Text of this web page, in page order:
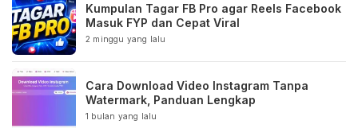
Kumpulan Tagar FB Pro agar Reels Facebook
Masuk FYP dan Cepat Viral
2 minggu yang lalu
Cara Download Video Instagram Tanpa
Watermark, Panduan Lengkap
1 bulan yang lalu